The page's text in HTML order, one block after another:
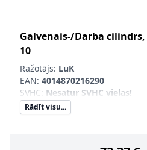
Galvenais-/Darba cilindrs,
10
Ražotājs: LuK
EAN: 4014870216290
SVHC: Nesatur SVHC vielas!
Rādīt visu...